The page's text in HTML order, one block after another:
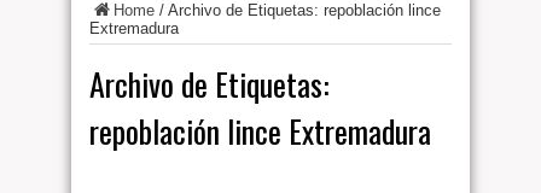
Home / Archivo de Etiquetas: repoblación lince
Extremadura
Archivo de Etiquetas:
repoblación lince Extremadura